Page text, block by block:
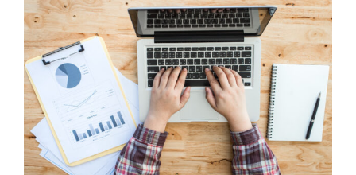
imagen
más
grande